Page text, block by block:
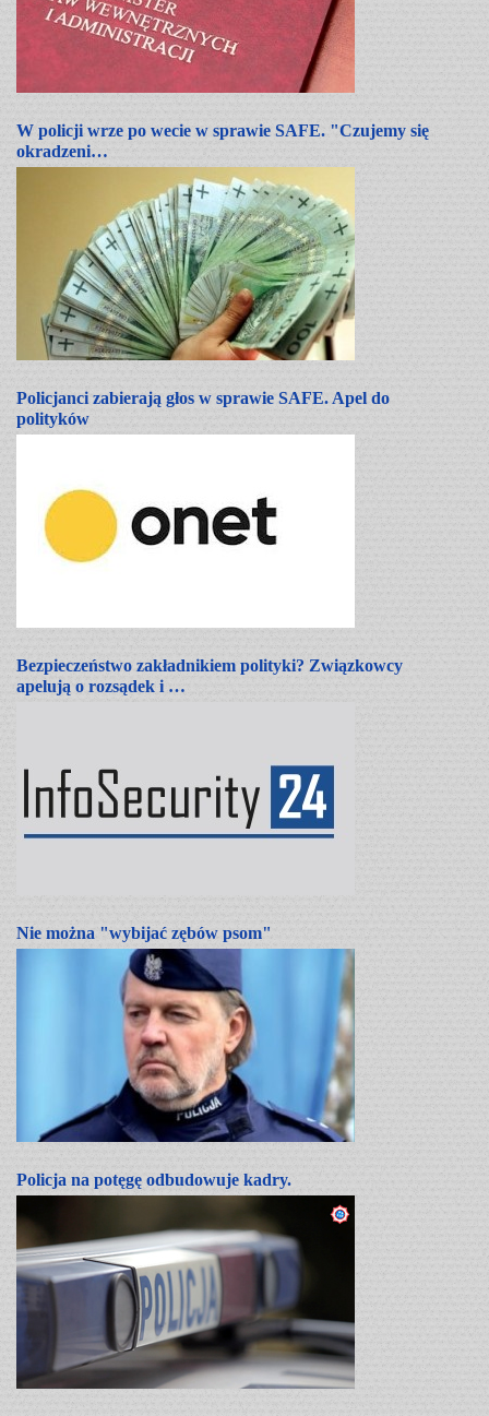
W policji wrze po wecie w sprawie SAFE. "Czujemy się
okradzeni…
Policjanci zabierają głos w sprawie SAFE. Apel do
polityków
Bezpieczeństwo zakładnikiem polityki? Związkowcy
apelują o rozsądek i …
Nie można "wybijać zębów psom"
Policja na potęgę odbudowuje kadry.